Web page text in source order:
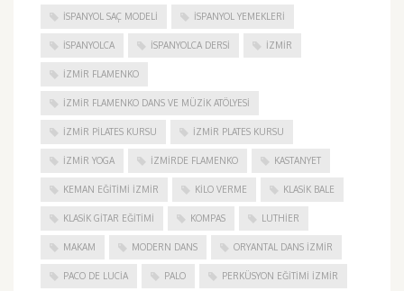
İSPANYOL SAÇ MODELI İSPANYOL YEMEKLERI
İSPANYOLCA İSPANYOLCA DERSI IZMIR
IZMIR FLAMENKO
İZMIR FLAMENKO DANS VE MÜZIK ATÖLYESI
İZMIR PILATES KURSU İZMIR PLATES KURSU
İZMIR YOGA IZMIRDE FLAMENKO KASTANYET
KEMAN EĞITIMI İZMIR KILO VERME KLASIK BALE
KLASIK GITAR EĞITIMI KOMPAS LUTHIER
MAKAM MODERN DANS ORYANTAL DANS İZMIR
PACO DE LUCIA PALO PERKÜSYON EĞITIMI İZMIR